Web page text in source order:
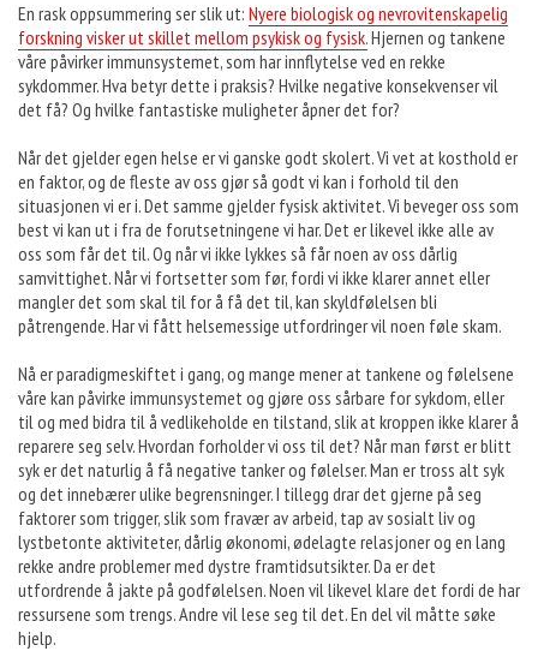
En rask oppsummering ser slik ut: Nyere biologisk og nevrovitenskapelig
forskning visker ut skillet mellom psykisk og fysisk.Hjernen og tankene
våre påvirker immunsystemet, som har innflytelse ved en rekke
sykdommer. Hva betyr dette i praksis? Hvilke negative konsekvenser vil
det få? Og hvilke fantastiske muligheter åpner det for?
Når det gjelder egen helse er vi ganske godt skolert. Vi vet at kosthold er
en faktor, og de fleste av oss gjør så godt vi kan i forhold til den
situasjonen vi er i. Det samme gjelder fysisk aktivitet. Vi beveger oss som
best vi kan ut i fra de forutsetningene vi har. Det er likevel ikke alle av
oss som får det til. Og når vi ikke lykkes så får noen av oss dårlig
samvittighet. Når vi fortsetter som før, fordi vi ikke klarer annet eller
mangler det som skal til for å få det til, kan skyldfølelsen bli
påtrengende. Har vi fått helsemessige utfordringer vil noen føle skam.
Nå er paradigmeskiftet i gang, og mange mener at tankene og følelsene
våre kan påvirke immunsystemet og gjøre oss sårbare for sykdom, eller
til og med bidra til å vedlikeholde en tilstand, slik at kroppen ikke klarer å
reparere seg selv. Hvordan forholder vi oss til det? Når man først er blitt
syk er det naturlig å få negative tanker og følelser. Man er tross alt syk
og det innebærer ulike begrensninger. I tillegg drar det gjerne på seg
faktorer som trigger, slik som fravær av arbeid, tap av sosialt liv og
lystbetonte aktiviteter, dårlig økonomi, ødelagte relasjoner og en lang
rekke andre problemer med dystre framtidsutsikter. Da er det
utfordrende å jakte på godfølelsen. Noen vil likevel klare det fordi de har
ressursene som trengs. Andre vil lese seg til det. En del vil måtte søke
hjelp.